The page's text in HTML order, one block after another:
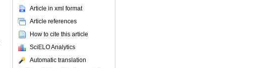
Article in xml format
Article references
How to cite this article
SciELO Analytics
Automatic translation